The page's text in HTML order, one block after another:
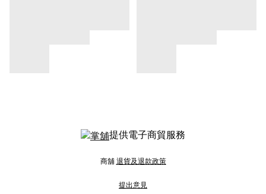
提供電子商貿服務
商舖 退貨及退款政策
提出意見